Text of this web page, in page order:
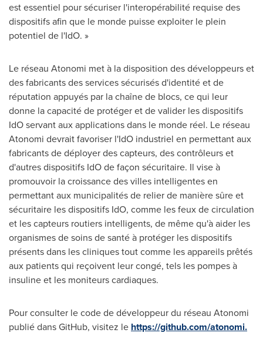
est essentiel pour sécuriser l'interopérabilité requise des
dispositifs afin que le monde puisse exploiter le plein
potentiel de l'IdO. »
Le réseau Atonomi met à la disposition des développeurs et
des fabricants des services sécurisés d'identité et de
réputation appuyés par la chaîne de blocs, ce qui leur
donne la capacité de protéger et de valider les dispositifs
IdO servant aux applications dans le monde réel. Le réseau
Atonomi devrait favoriser l'IdO industriel en permettant aux
fabricants de déployer des capteurs, des contrôleurs et
d'autres dispositifs IdO de façon sécuritaire. Il vise à
promouvoir la croissance des villes intelligentes en
permettant aux municipalités de relier de manière sûre et
sécuritaire les dispositifs IdO, comme les feux de circulation
et les capteurs routiers intelligents, de même qu'à aider les
organismes de soins de santé à protéger les dispositifs
présents dans les cliniques tout comme les appareils prêtés
aux patients qui reçoivent leur congé, tels les pompes à
insuline et les moniteurs cardiaques.
Pour consulter le code de développeur du réseau Atonomi
publié dans GitHub, visitez le https://github.com/atonomi.